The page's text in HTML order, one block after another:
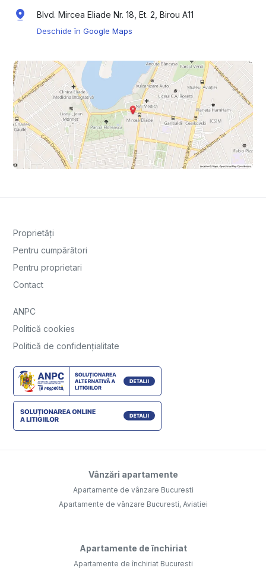
Blvd. Mircea Eliade Nr. 18, Et. 2, Birou A11
Deschide în Google Maps
Proprietăți
Pentru cumpărători
Pentru proprietari
Contact
ANPC
Politică cookies
Politică de confidențialitate
Vânzări apartamente
Apartamente de vânzare Bucuresti
Apartamente de vânzare Bucuresti, Aviatiei
Apartamente de închiriat
Apartamente de închiriat Bucuresti